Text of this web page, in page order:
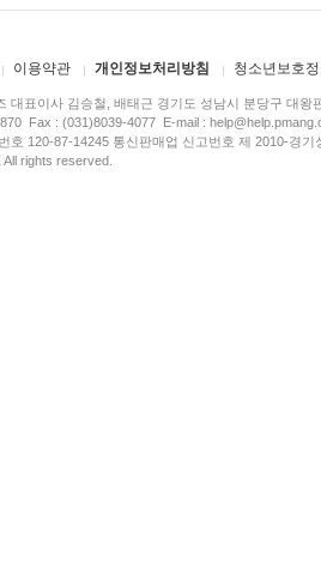
이용약관 개인정보처리방침 청소년보호
대표이사 김승철, 배태근 경기도 성남시 분당구 대왕
Fax : (031)8039-4077 E-mail :
호 120-87-14245 통신판매업 신고번호 제 2010-경
rights reserved.